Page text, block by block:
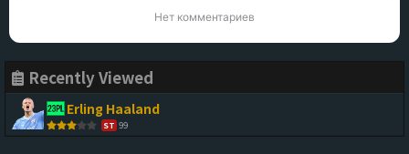
Нет комментариев
Recently Viewed
Erling Haaland
ST 99